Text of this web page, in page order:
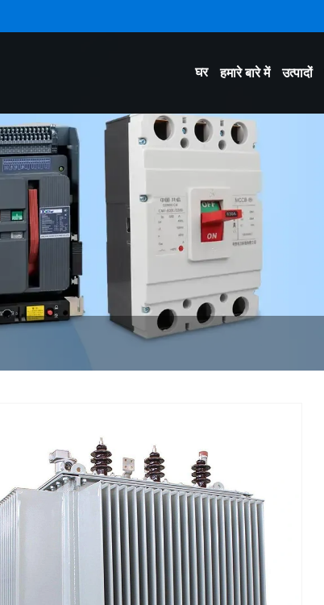
घर हमारे बारे में उत्पादों